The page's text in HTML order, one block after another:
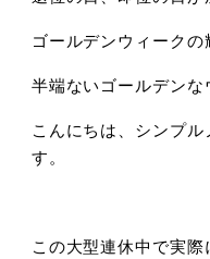
ゴールデンウィーク
半端ないゴールデンな
こんにちは、シンプ
す。
この大型連休中で実際